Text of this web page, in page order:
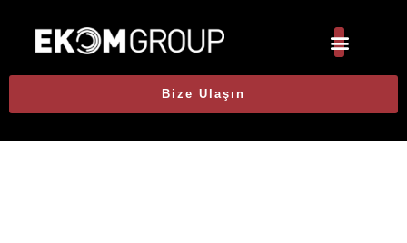
Bize Ulaşın